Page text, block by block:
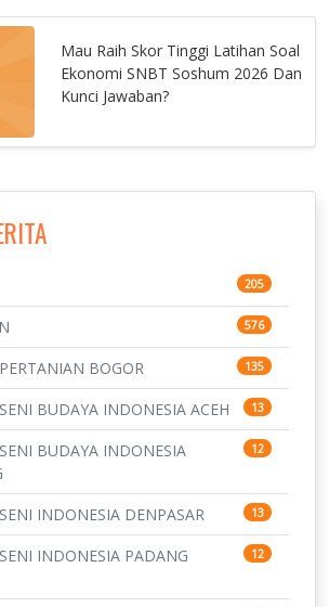
Mau Raih Skor Tinggi Latihan Soal
Ekonomi SNBT Soshum 2026 Dan
Kunci Jawaban?
205
576
BOGOR 135
BUDAYA INDONESIA ACEH 13
BUDAYA INDONESIA
12
INDONESIA DENPASAR 13
INDONESIA PADANG
12